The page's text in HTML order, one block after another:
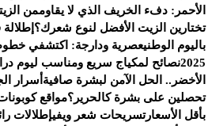
الأحمر: دفء الخريف الذي لا يقاوممن
تختارين الزيت الأفضل لنوع شعرك؟
باليوم الوطنيعصرية ودارجة: اكتشفي
2025نصائح لمكياج سريع ومناسب ليوم
الأخضر.. الحل الآمن لبشرة صافية أسرار
تحصلين على بشرة كالحرير؟مواقع
بأقل الأسعارتسريحات شعر ويفيإطلالات